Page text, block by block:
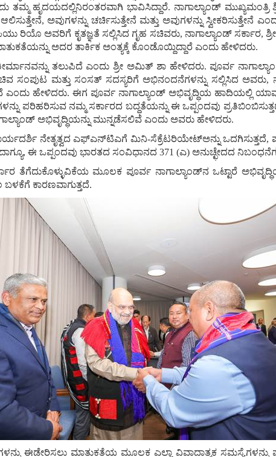
ತಮ್ಮ ಹೃದಯದಲ್ಲಿನಿರಂತರವಾಗಿ ಭಾವಿಸಿದ್ದಾರೆ. ನಾಗಾಲ್ಯಾಂಡ್‌
ಅವುಗಳನ್ನು ಚರ್ಚಿಸುತ್ತೇನೆ ಮತ್ತು ಅವುಗಳನ್ನು ಸ್ವೀಕರಿಸುತ್ತೇನೆ
ರಿಯೊ ಅವರಿಗೆ ಕೃತಜ್ಞತೆ ಸಲ್ಲಿಸಿದ ಗೃಹ ಸಚಿವರು, ನಾಗಾಲ್ಯಾಂಡ್‌ ಸರ್ಕಾರ,
ಅದರ ತಾರ್ಕಿಕ ಅಂತ್ಯಕ್ಕೆ ಕೊಂಡೊಯ್ದಿದ್ದಾರೆ ಎಂದು ಹೇಳಿದರು.
ತಲುಪಿದೆ ಎಂದು ಶ್ರೀ ಅಮಿತ್‌ ಶಾ ಹೇಳಿದರು. ಪೂರ್ವ
ಸಂಪುಟ ಮತ್ತು ಸಂಸತ್‌ ಸದಸ್ಯರಿಗೆ ಅಭಿನಂದನೆಗಳನ್ನು ಸಲ್ಲಿಸಿದ ಅವರು,
ಎಂದು ಹೇಳಿದರು. ಈಗ ಪೂರ್ವ ನಾಗಾಲ್ಯಾಂಡ್‌ ಅಭಿವೃದ್ಧಿಯ ಹಾದಿಯಲ್ಲಿ
ಪರಿಹರಿಸುವ ನಮ್ಮ ಸರ್ಕಾರದ ಬದ್ಧತೆಯನ್ನು ಈ ಒಪ್ಪಂದವು
ಅಭಿವೃದ್ಧಿಯನ್ನು ಮುನ್ನಡೆಸಲಿವೆ ಎಂದು ಅವರು ಹೇಳಿದರು.
ನೇತೃತ್ವದ ಎಫ್‌ಎನ್‌ಟಿಎಗೆ ಮಿನಿ-ಸೆಕ್ರೆಟರಿಯೇಟ್‌ಅನ್ನು ಒದಗಿಸುತ್ತದೆ,
ಆದಾಗ್ಯೂ, ಈ ಒಪ್ಪಂದವು ಭಾರತದ ಸಂವಿಧಾನದ 371 (ಎ) ಅನುಚ್ಛೇದದ
ತೆಗೆದುಕೊಳ್ಳುವಿಕೆಯ ಮೂಲಕ ಪೂರ್ವ ನಾಗಾಲ್ಯಾಂಡ್‌ನ ಒಟ್ಟಾರೆ
ಕಾರಣವಾಗುತ್ತದೆ.
ಈಡೇರಿಸಲು ಮಾತುಕತೆಯ ಮೂಲಕ ಎಲ್ಲಾ ವಿವಾದಾತ್ಮಕ ಸಮಸ್ಯೆಗಳನ್ನು